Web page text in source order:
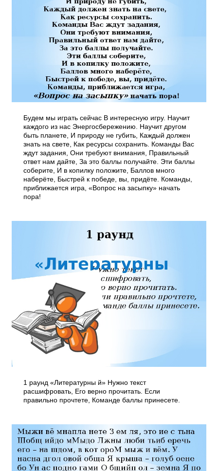
Будем мы играть сейчас В интересную игру. Научит
каждого из нас Энергосбережению. Научит другом
быть планете, И природу не губить, Каждый должен
знать на свете, Как ресурсы сохранить. Команды Вас
ждут задания, Они требуют внимания, Правильный
ответ нам дайте, За это баллы получайте. Эти баллы
соберите, И в копилку положите, Баллов много
наберёте, Быстрей к победе, вы, придёте. Команды,
приближается игра, «Вопрос на засыпку» начать
пора!
1 раунд «Литературны й» Нужно текст
расшифровать, Его верно прочитать. Если
правильно прочтете, Команде баллы принесете.